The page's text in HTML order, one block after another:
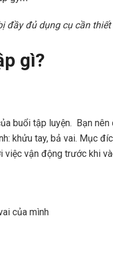
đầy đủ dụng cụ cần thiết
gì?
buổi tập luyện. Bạn
khửu tay, bả vai. Mục
vận động trước khi
của mình